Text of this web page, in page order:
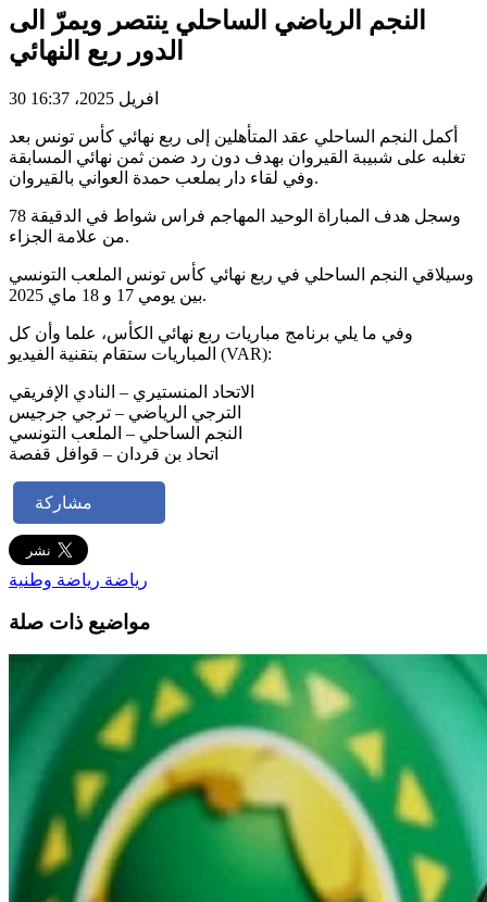
النجم الرياضي الساحلي ينتصر ويمرّ الى
الدور ربع النهائي
30 افريل 2025، 16:37
أكمل النجم الساحلي عقد المتأهلين إلى ربع نهائي كأس تونس بعد
تغلبه على شبيبة القيروان بهدف دون رد ضمن ثمن نهائي المسابقة
وفي لقاء دار بملعب حمدة العواني بالقيروان.
وسجل هدف المباراة الوحيد المهاجم فراس شواط في الدقيقة 78
من علامة الجزاء.
وسيلاقي النجم الساحلي في ربع نهائي كأس تونس الملعب التونسي
بين يومي 17 و 18 ماي 2025.
وفي ما يلي برنامج مباريات ربع نهائي الكأس، علما وأن كل
المباريات ستقام بتقنية الفيديو (VAR):
الاتحاد المنستيري – النادي الإفريقي
الترجي الرياضي – ترجي جرجيس
النجم الساحلي – الملعب التونسي
اتحاد بن قردان – قوافل قفصة
مشاركة
رياضة رياضة وطنية
مواضيع ذات صلة